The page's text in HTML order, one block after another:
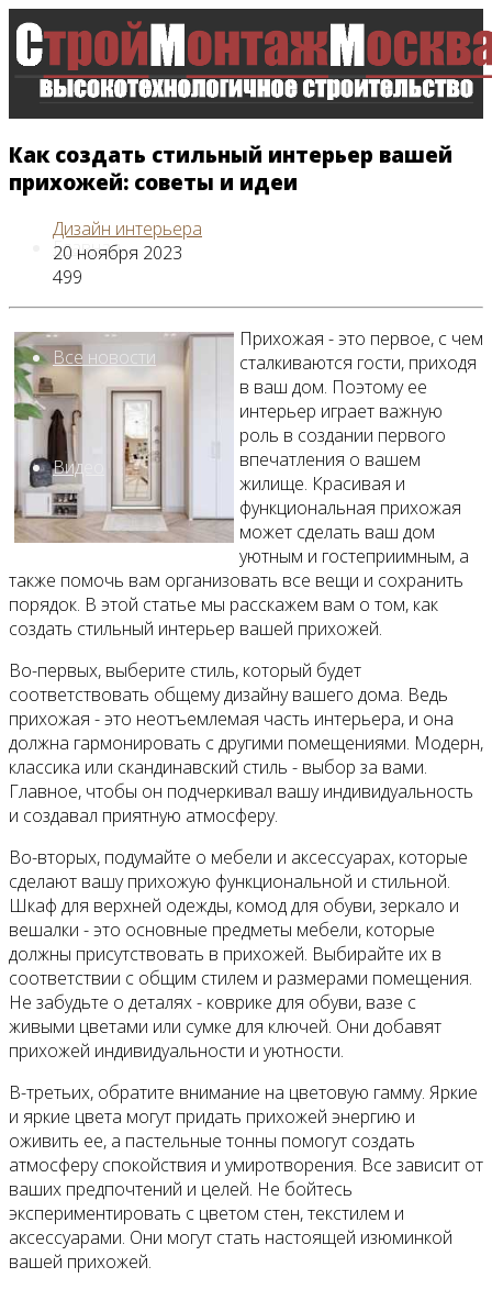
Главная
Все новости
Видео
Как создать стильный интерьер вашей
прихожей: советы и идеи
Дизайн интерьера
20 ноября 2023
499
Прихожая - это первое, с чем
сталкиваются гости, приходя
в ваш дом. Поэтому ее
интерьер играет важную
роль в создании первого
впечатления о вашем
жилище. Красивая и
функциональная прихожая
может сделать ваш дом
уютным и гостеприимным, а
также помочь вам организовать все вещи и сохранить
порядок. В этой статье мы расскажем вам о том, как
создать стильный интерьер вашей прихожей.
Во-первых, выберите стиль, который будет
соответствовать общему дизайну вашего дома. Ведь
прихожая - это неотъемлемая часть интерьера, и она
должна гармонировать с другими помещениями. Модерн,
классика или скандинавский стиль - выбор за вами.
Главное, чтобы он подчеркивал вашу индивидуальность
и создавал приятную атмосферу.
Во-вторых, подумайте о мебели и аксессуарах, которые
сделают вашу прихожую функциональной и стильной.
Шкаф для верхней одежды, комод для обуви, зеркало и
вешалки - это основные предметы мебели, которые
должны присутствовать в прихожей. Выбирайте их в
соответствии с общим стилем и размерами помещения.
Не забудьте о деталях - коврике для обуви, вазе с
живыми цветами или сумке для ключей. Они добавят
прихожей индивидуальности и уютности.
В-третьих, обратите внимание на цветовую гамму. Яркие
и яркие цвета могут придать прихожей энергию и
оживить ее, а пастельные тонны помогут создать
атмосферу спокойствия и умиротворения. Все зависит от
ваших предпочтений и целей. Не бойтесь
экспериментировать с цветом стен, текстилем и
аксессуарами. Они могут стать настоящей изюминкой
вашей прихожей.